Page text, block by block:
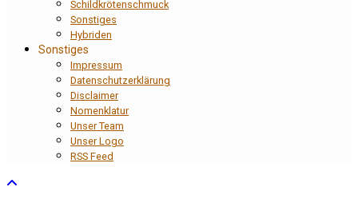
Schildkrötenschmuck
Sonstiges
Hybriden
Sonstiges
Impressum
Datenschutzerklärung
Disclaimer
Nomenklatur
Unser Team
Unser Logo
RSS Feed